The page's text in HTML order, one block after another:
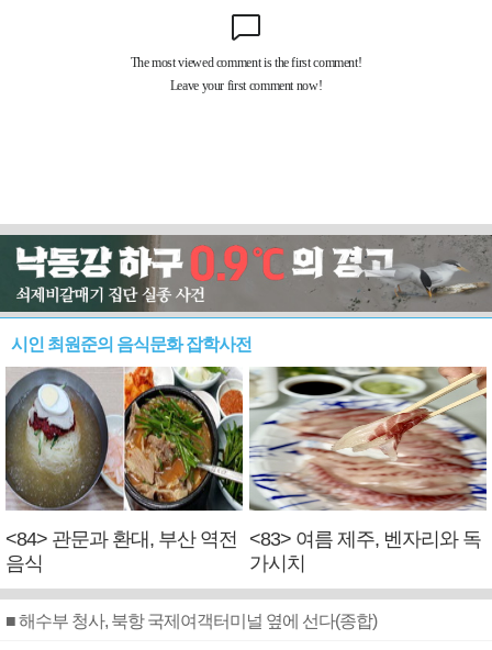
시인 최원준의 음식문화 잡학사전
<84> 관문과 환대, 부산 역전
음식
<83> 여름 제주, 벤자리와 독
가시치
■ 해수부 청사, 북항 국제여객터미널 옆에 선다(종합)